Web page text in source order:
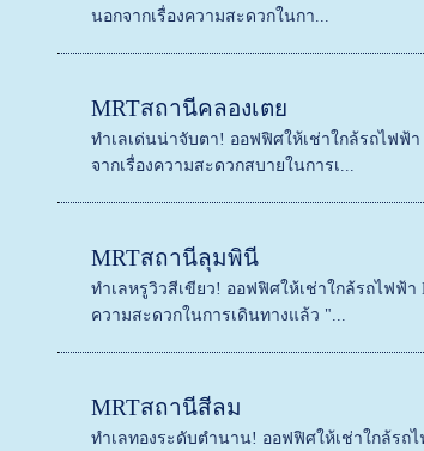
นอกจากเรื่องความสะดวกในกา...
MRTสถานีคลองเตย
ทำเลเด่นน่าจับตา! ออฟฟิศให้เช่าใกล้รถไฟฟ้
จากเรื่องความสะดวกสบายในการเ...
MRTสถานีลุมพินี
ทำเลหรูวิวสีเขียว! ออฟฟิศให้เช่าใกล้รถไฟฟ้
ความสะดวกในการเดินทางแล้ว "...
MRTสถานีสีลม
ทำเลทองระดับตำนาน! ออฟฟิศให้เช่าใกล้รถ